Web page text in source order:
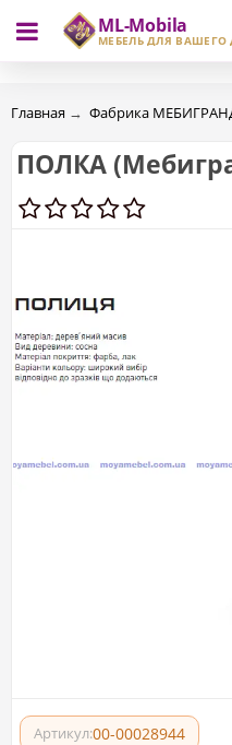
ML-Mobila
МЕБЕЛЬ ДЛЯ ВАШЕГО
RU RO
Главная → Фабрика
ПОЛКА
Артикул:00-00028944